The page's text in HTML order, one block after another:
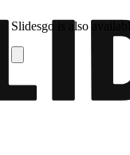
Slidesgo is also